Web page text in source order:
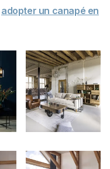
adopter un canapé en